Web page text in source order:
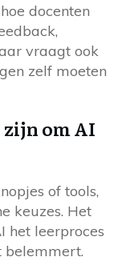
docenten
vraagt ook
zelf moeten
zijn om AI
of tools,
keuzes. Het
het leerproces
belemmert.